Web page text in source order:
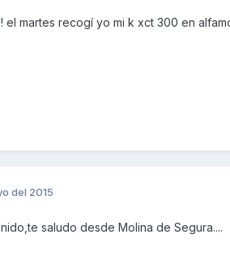
martes recogí yo mi k xct 300 en
del 2015
saludo desde Molina de Segura....